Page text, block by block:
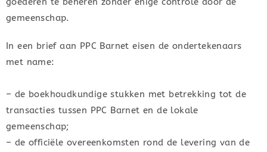
gemeenschap.
In een brief aan PPC Barnet eisen de ondertekenaars
met name:
– de boekhoudkundige stukken met betrekking tot de
transacties tussen PPC Barnet en de lokale
gemeenschap;
– de officiële overeenkomsten rond de levering van de